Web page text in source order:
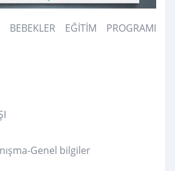
BEBEKLER EĞİTİM PROGRAMI
Genel bilgiler